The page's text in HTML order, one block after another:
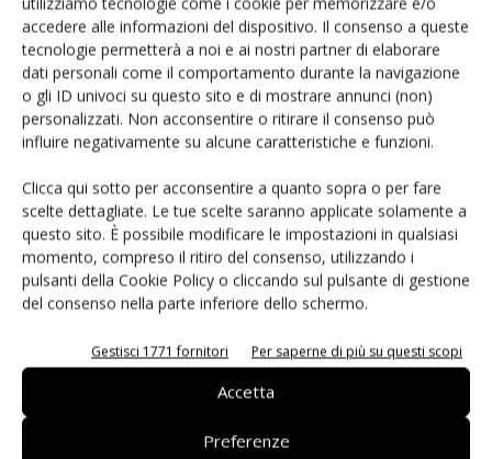
accedere alle informazioni del dispositivo. Il consenso a queste
tecnologie permetterà a noi e ai nostri partner di elaborare
dati personali come il comportamento durante la navigazione
o gli ID univoci su questo sito e di mostrare annunci (non)
personalizzati. Non acconsentire o ritirare il consenso può
influire negativamente su alcune caratteristiche e funzioni.
Clicca qui sotto per acconsentire a quanto sopra o per fare
scelte dettagliate. Le tue scelte saranno applicate solamente a
questo sito. È possibile modificare le impostazioni in qualsiasi
momento, compreso il ritiro del consenso, utilizzando i
pulsanti della Cookie Policy o cliccando sul pulsante di gestione
del consenso nella parte inferiore dello schermo.
Gestisci 1771 fornitori Per saperne di più su questi scopi
Accetta
Preferenze